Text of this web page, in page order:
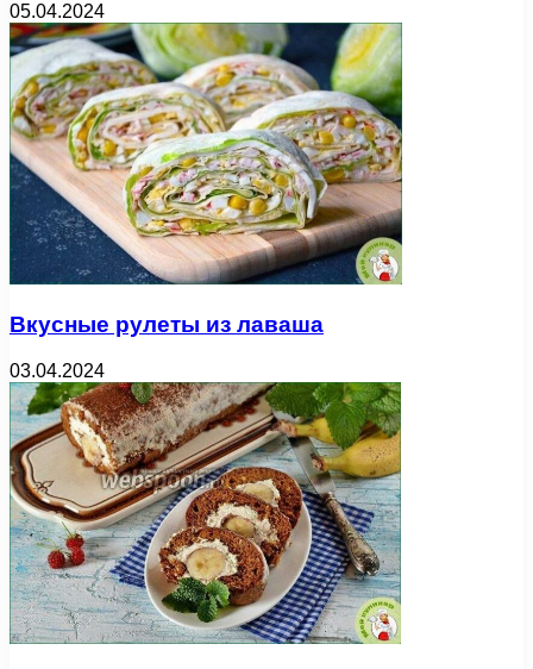
05.04.2024
Вкусные рулеты из лаваша
03.04.2024